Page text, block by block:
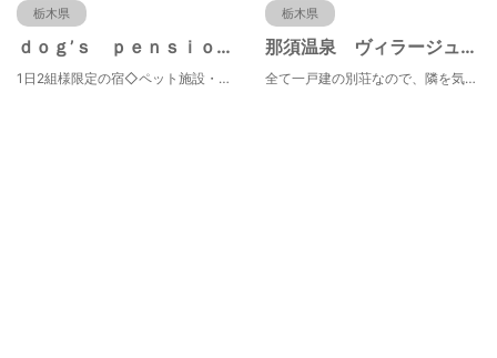
栃木県
ｄｏｇ’ｓ ｐｅｎｓｉｏｎ しゃのんち
1日2組様限定の宿◇ペット施設・ドッグラン・サービス充実◇いっぱい遊んでストレス発散！
栃木県
那須温泉 ヴィラージュ那須高原
全て一戸建の別荘なので、隣を気にすることなく、気の合う仲間や家族とのんびり過ごすことができます。